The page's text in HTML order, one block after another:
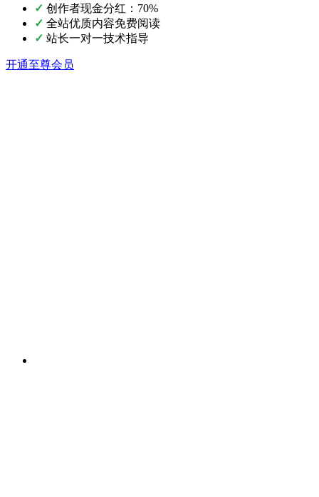
✓ 创作者现金分红：70%
✓ 全站优质内容免费阅读
✓ 站长一对一技术指导
开通至尊会员